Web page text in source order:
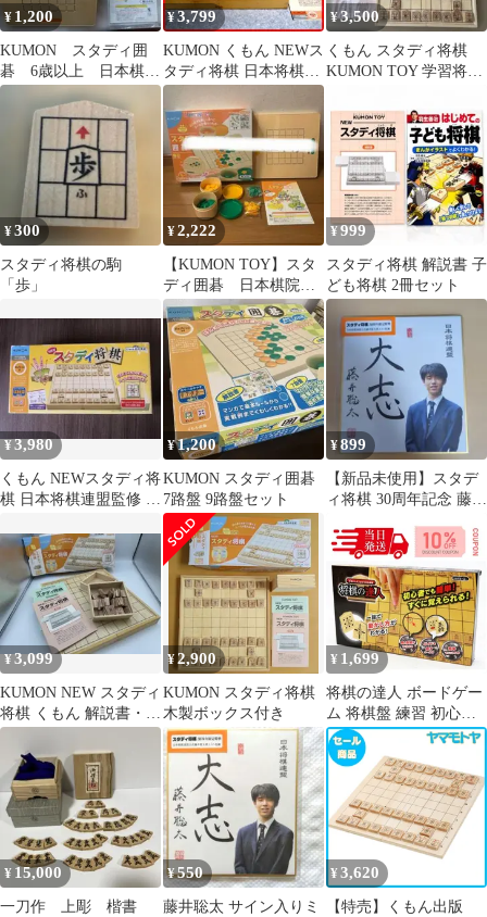
¥ 1,200
KUMON スタディ囲
碁 6歳以上 日本棋院
監修
¥3,799
KUMON くもん NEWス
タディ将棋 日本将棋連
盟 監修 初心者~大人ま
で
¥3,500
くもん スタディ将棋
KUMON TOY 学習将
¥300
スタディ将棋の駒
「歩」
¥2,222
【KUMON TOY】スタ
ディ囲碁 日本棋院監
修 子供/おもちゃ/玩具
¥999
スタディ将棋 解説書 子
ども将棋 2冊セット
¥3,980
くもん NEWスタディ将
棋 日本将棋連盟監修 初
育 右脳
¥1,200
KUMON スタディ囲碁
7路盤 9路盤セット
¥899
【新品未使用】スタデ
ィ将棋 30周年記念 藤井
¥3,099
KUMON NEW スタディ
将棋 くもん 解説書・ス
キルアップブック付き
中古品
¥2,900
KUMON スタディ将棋
木製ボックス付き
¥ 1,699
将棋の達人 ボードゲー
ム 将棋盤 練習 初心者
HT-SNT001ゲーム 駒
コマ 将棋盤 ルール 動
かし方 こども 将棋セッ
ト 将棋 セット はじめ
て はじめての将棋 入門
配置 解説 指し方 小学
生 練習 上達 勉強法 上
達法 プラスチック 初心
者向け
¥ 15,000
一刀作 上彫 楷書
¥550
藤井聡太 サイン入りミ
¥ 3,620
【特売】くもん出版